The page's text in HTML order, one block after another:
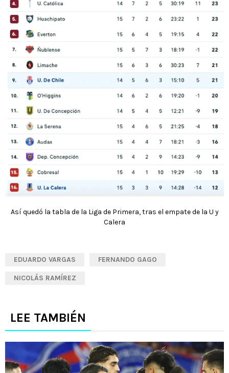
Así quedó la tabla de la Liga de Primera, tras el empate de la U y
Calera
EDUARDO VARGAS FERNANDO GAGO
NICOLÁS RAMÍREZ
LEE TAMBIÉN